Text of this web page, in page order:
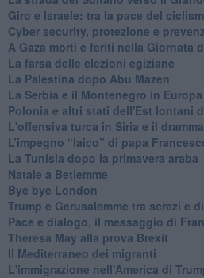
Giro e Israele: tra la pace del
Cyber security, protezione e
A Gaza morti e feriti nella Giornata
La farsa delle elezioni egiziane
La Palestina dopo Abu Mazen
La Serbia e il Montenegro in Europa
Polonia e altri stati dell'Est lontani
L'offensiva turca in Siria e il
L’impegno “laico” di papa
La Tunisia dopo la primavera araba
Natale a Betlemme
Bye bye London
Trump e Gerusalemme tra screzi e
Pace e dialogo, il messaggio di
Theresa May alla prova Brexit
Il Mediterraneo dei migranti
L'immigrazione nell'America di